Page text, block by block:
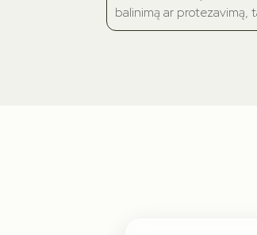
balinimą ar protezavimą,